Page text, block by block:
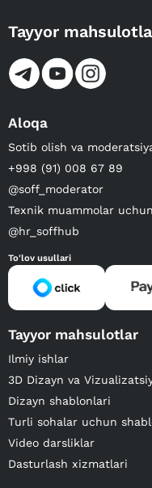
Tayyor
Aloqa
Sotib olish va
+998 (91) 008 67 89
@soff_moderator
Texnik muammolar uchun
@hr_soffhub
To'lov usullari
Tayyor mahsulotlar
Ilmiy ishlar
3D Dizayn va
Dizayn shablonlari
Turli sohalar uchun
Video darsliklar
Dasturlash xizmatlari